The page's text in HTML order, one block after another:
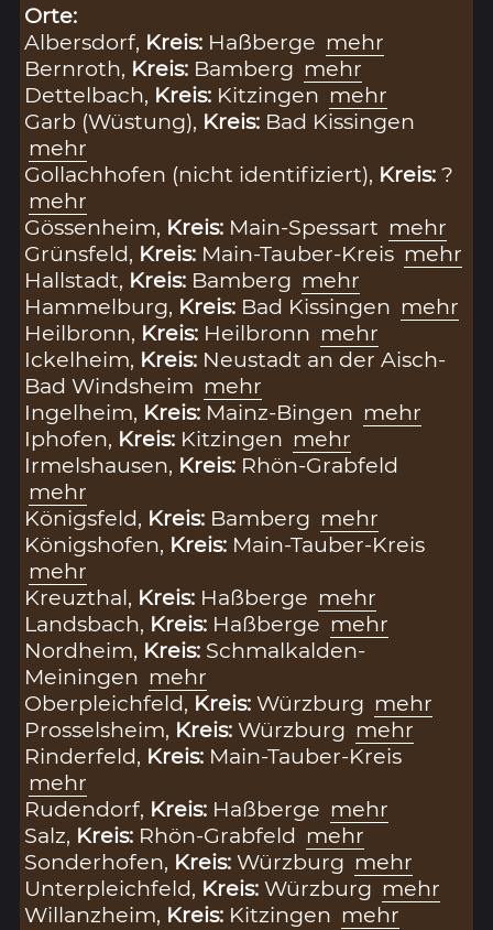
Orte:
Albersdorf, Kreis: Haßberge mehr
Bernroth, Kreis: Bamberg mehr
Dettelbach, Kreis: Kitzingen mehr
Garb (Wüstung), Kreis: Bad Kissingen
mehr
Gollachhofen (nicht identifiziert), Kreis:?
mehr
Gössenheim, Kreis: Main-Spessart mehr
Grünsfeld, Kreis: Main-Tauber-Kreis mehr
Hallstadt, Kreis: Bamberg mehr
Hammelburg, Kreis: Bad Kissingen mehr
Heilbronn, Kreis: Heilbronn mehr
Ickelheim, Kreis: Neustadt an der Aisch-
Bad Windsheim mehr
Ingelheim, Kreis: Mainz-Bingen mehr
Iphofen, Kreis: Kitzingen mehr
Irmelshausen, Kreis: Rhön-Grabfeld
mehr
Königsfeld, Kreis: Bamberg mehr
Königshofen, Kreis: Main-Tauber-Kreis
mehr
Kreuzthal, Kreis: Haßberge mehr
Landsbach, Kreis: Haßberge mehr
Nordheim, Kreis: Schmalkalden-
Meiningen mehr
Oberpleichfeld, Kreis:Würzburg mehr
Prosselsheim, Kreis:Würzburg mehr
Rinderfeld, Kreis: Main-Tauber-Kreis
mehr
Rudendorf, Kreis: Haßberge mehr
Salz, Kreis: Rhön-Grabfeld mehr
Sonderhofen, Kreis:Würzburg mehr
Unterpleichfeld, Kreis:Würzburg mehr
Willanzheim, Kreis: Kitzingen mehr